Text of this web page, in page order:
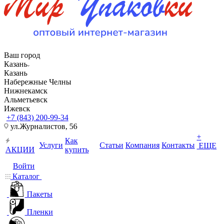
Ваш город
Казань
Казань
Набережные Челны
Нижнекамск
Альметьевск
Ижевск
+7 (843) 200-99-34
ул.Журналистов, 56
АКЦИИ
Услуги
Как
купить
Статьи Компания Контакты
+
ЕЩЕ
Войти
Каталог
Пакеты
Пленки